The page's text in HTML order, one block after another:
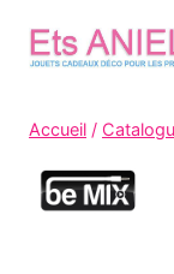
Accueil /